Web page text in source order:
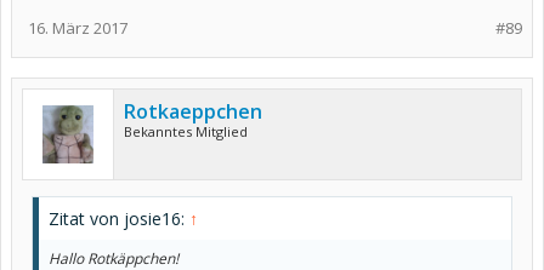
#89
16. März 2017
Rotkaeppchen
Bekanntes Mitglied
Zitat von josie16: ↑
Hallo Rotkäppchen!